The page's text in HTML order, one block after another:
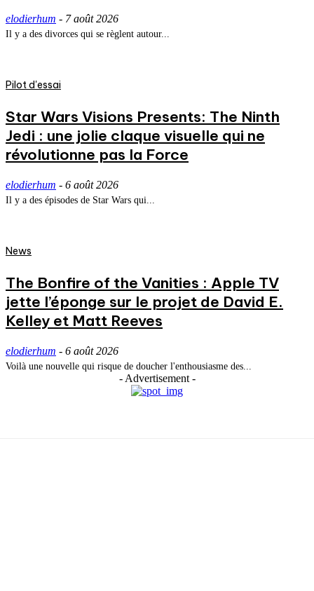
elodierhum - 7 août 2026
Il y a des divorces qui se règlent autour...
Pilot d'essai
Star Wars Visions Presents: The Ninth
Jedi : une jolie claque visuelle qui ne
révolutionne pas la Force
elodierhum - 6 août 2026
Il y a des épisodes de Star Wars qui...
News
The Bonfire of the Vanities : Apple TV
jette l’éponge sur le projet de David E.
Kelley et Matt Reeves
elodierhum - 6 août 2026
Voilà une nouvelle qui risque de doucher l'enthousiasme des...
- Advertisement -